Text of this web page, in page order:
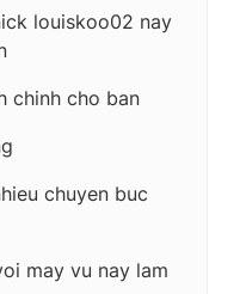
louiskoo02 nay
chinh cho ban
chuyen buc
may vu nay lam